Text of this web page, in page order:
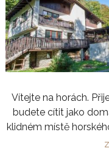
Vítejte na horách.
budete cítit jako
klidném místě